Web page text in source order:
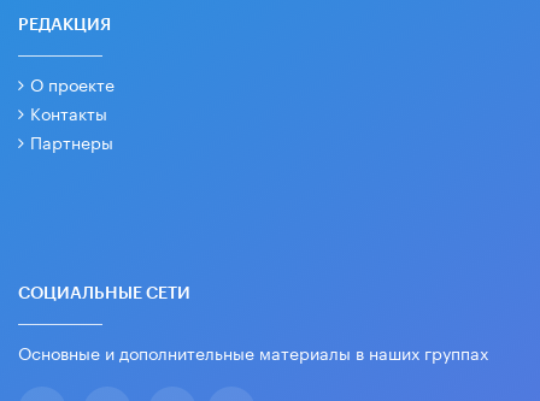
РЕДАКЦИЯ
О проекте
Контакты
Партнеры
СОЦИАЛЬНЫЕ СЕТИ
Основные и дополнительные материалы в наших группах